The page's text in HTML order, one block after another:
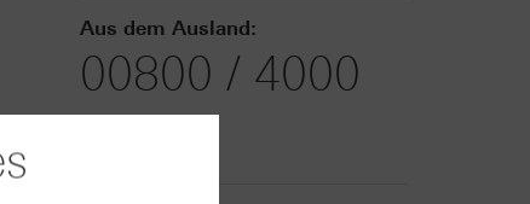
Aus dem Ausland:
00800 / 4000
9100